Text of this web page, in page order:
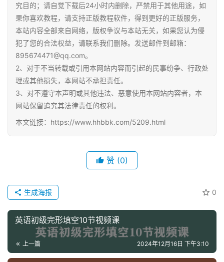
教
程
资
源
初
中
资
料
小
自
媒
体
源
登录
究目的；请自觉下载后24小时内删除，严禁用于其他用途，如
果你喜欢教程，请支持正版教程软件，得到更好的正版服务，
本站内容全部来自网络，版权争议与本站无关，如果您认为侵
犯了您的合法权益，请联系我们删除。发送邮件到邮箱：
895674471@qq.com。
2、对于不当转载或引用本网站内容而引起的民事纷争、行政处
理或其他损失，本网站不承担责任。
3、对不遵守本声明或其他违法、恶意使用本网站内容者，本
网站保留追究其法律责任的权利。
本文链接：https://www.hhbbk.com/5209.html
赞 (0)
0
生成海报
英语初级完形填空10节视频课
上一篇 2024年12月16日 下午3:10